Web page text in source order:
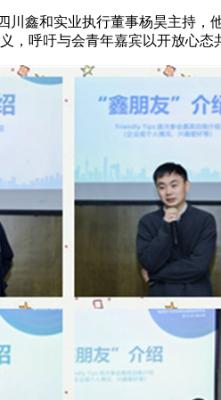
鑫和实业执行董事杨昊主持，
，呼吁与会青年嘉宾以开放心